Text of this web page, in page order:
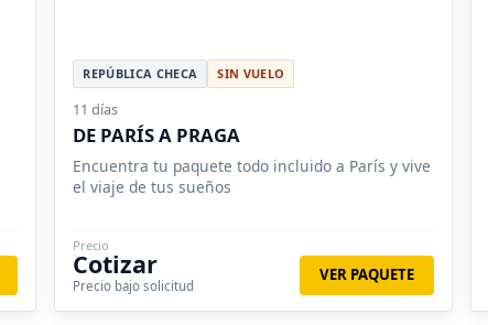
REPÚBLICA CHECA SIN VUELO
11 días
DE PARÍS A PRAGA
Encuentra tu paquete todo incluido a París y vive
el viaje de tus sueños
Precio
Cotizar
Precio bajo solicitud
VER PAQUETE